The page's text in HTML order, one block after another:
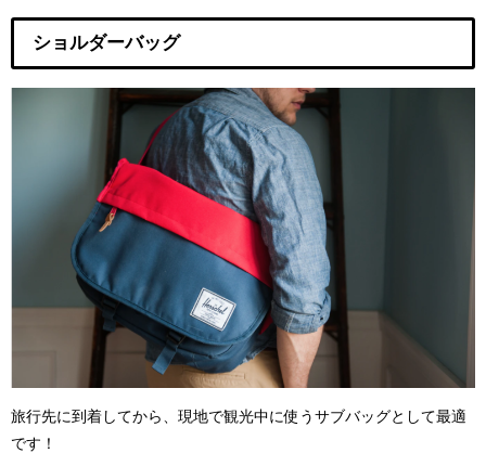
ショルダーバッグ
旅行先に到着してから、現地で観光中に使うサブバッグとして最適
です！